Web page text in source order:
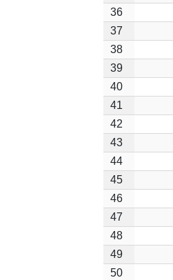
36
37
38
39
40
41
42
43
44
45
46
47
48
49
50